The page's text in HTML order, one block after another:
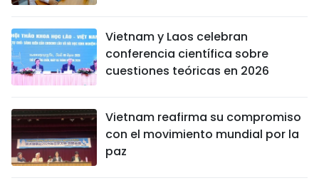
Vietnam y Laos celebran
conferencia científica sobre
cuestiones teóricas en 2026
Vietnam reafirma su compromiso
con el movimiento mundial por la
paz